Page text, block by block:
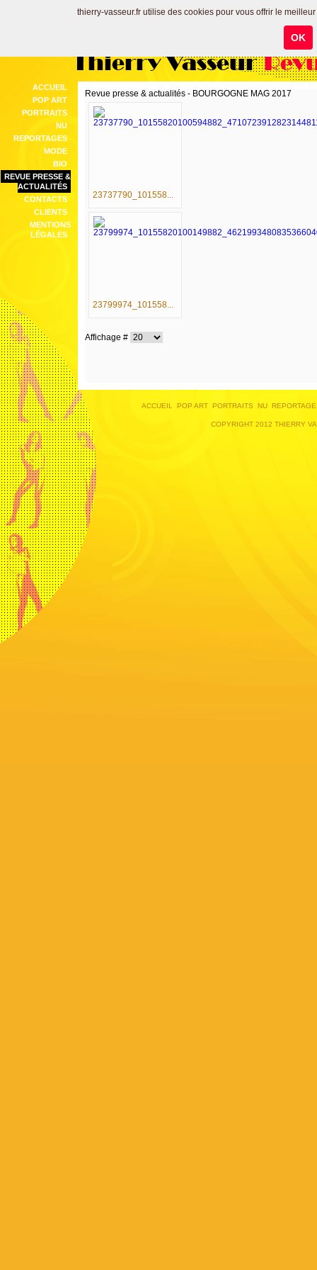
Thierry Vasseur
ACCUEIL
POP ART
PORTRAITS
NU
REPORTAGES
MODE
BIO
REVUE PRESSE &
ACTUALITÉS
CONTACTS
CLIENTS
MENTIONS
LÉGALES
Revue presse & actualités - BOURGOGNE MAG 2017
23737790_101558...
23799974_101558...
Affichage #
ACCUEIL POP ART PORTRAITS NU
COPYRIGHT 2012 THIERRY
thierry-vasseur.fr utilise des cookies pour vous offrir le
OK